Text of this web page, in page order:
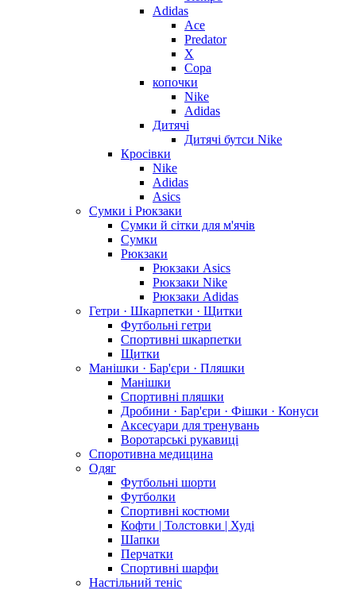
Adidas
Ace
Predator
X
Copa
копочки
Nike
Adidas
Дитячі
Дитячі бутси Nike
Кросівки
Nike
Adidas
Asics
Сумки і Рюкзаки
Сумки й сітки для м'ячів
Сумки
Рюкзаки
Рюкзаки Asics
Рюкзаки Nike
Рюкзаки Adidas
Гетри · Шкарпетки · Щитки
Футбольні гетри
Спортивні шкарпетки
Щитки
Манішки · Бар'єри · Пляшки
Манішки
Спортивні пляшки
Дробини · Бар'єри · Фішки · Конуси
Аксесуари для тренувань
Воротарські рукавиці
Споротивна медицина
Одяг
Футбольні шорти
Футболки
Спортивні костюми
Кофти | Толстовки | Худі
Шапки
Перчатки
Спортивні шарфи
Настільний теніс